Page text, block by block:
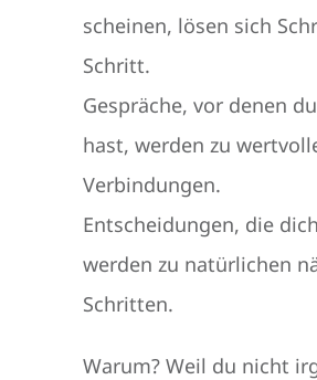
scheinen, lösen sich
Schritt.
Gespräche, vor denen
hast, werden zu
Verbindungen.
Entscheidungen, die
werden zu natürlichen
Schritten.
Warum? Weil du nicht